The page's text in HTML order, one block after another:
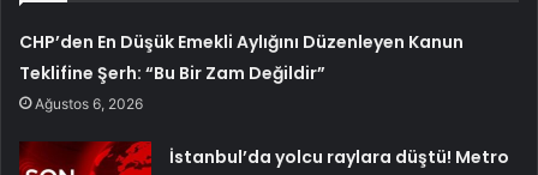
CHP’den En Düşük Emekli Aylığını Düzenleyen Kanun
Teklifine Şerh: “Bu Bir Zam Değildir”
Ağustos 6, 2026
İstanbul’da yolcu raylara düştü! Metro